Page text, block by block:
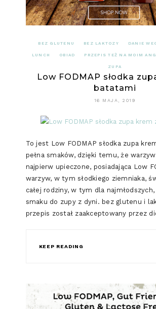
BEZ GLUTENU BEZ LAKTOZY DANIE
LUNCH OBIAD PRZEPIS TEŻ NA MOIM
ZUPA
Low FODMAP słodka
batatami
16 MAJA, 2019
To jest Low FODMAP słodka zupa
pełna smaków, dzięki temu, że
najpierw upieczone, posiadająca Low
warzyw, w tym słodkiego ziemniaka,
całej rodziny, w tym dla
smaku do zupy z dyni. bez glutenu
przepis został zaakceptowany przez
KEEP READING